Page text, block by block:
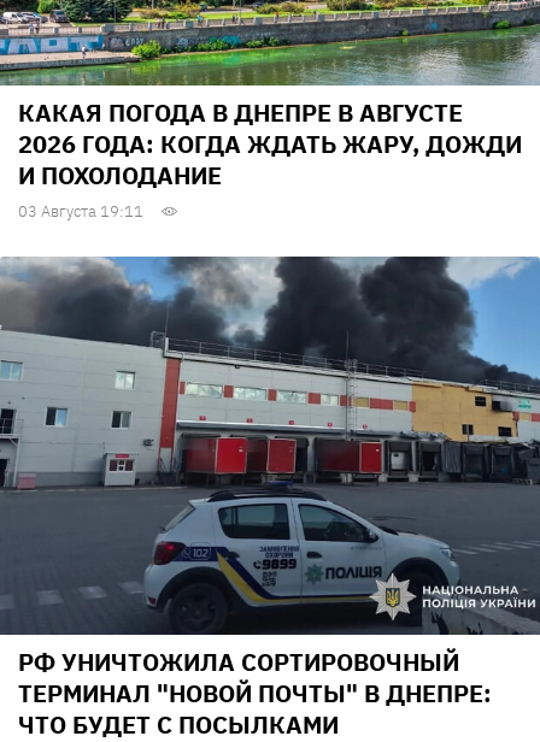
КАКАЯ ПОГОДА В ДНЕПРЕ В АВГУСТЕ
2026 ГОДА: КОГДА ЖДАТЬ ЖАРУ, ДОЖДИ
И ПОХОЛОДАНИЕ
03 Августа 19:11
РФ УНИЧТОЖИЛА СОРТИРОВОЧНЫЙ
ТЕРМИНАЛ "НОВОЙ ПОЧТЫ" В ДНЕПРЕ:
ЧТО БУДЕТ С ПОСЫЛКАМИ